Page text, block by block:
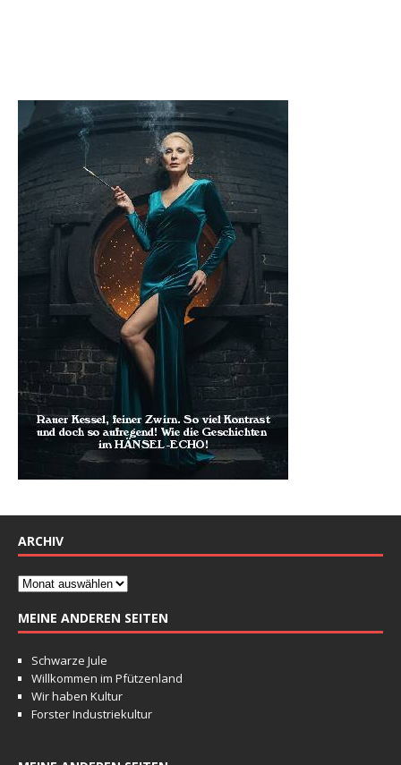
ARCHIV
MEINE ANDEREN SEITEN
Schwarze Jule
Willkommen im Pfützenland
Wir haben Kultur
Forster Industriekultur